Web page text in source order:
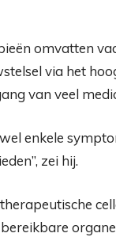
omvatten
via het
van veel
enkele
zei hij.